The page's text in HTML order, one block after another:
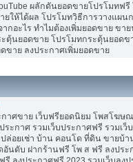
ผลักดันยอดขายโปรโมทฟ
ให้ได้ผล โปรโมทวิธีการวางแผน
ากอะไร ทำไมต้องเพิ่มยอดขาย ขา
ะตุ้นยอดขาย โปรโมทกระตุ้นยอด
ขาย ลงประกาศเพิ่มยอดขาย
กาศขาย เว็บฟรียอดนิยม โพสโฆษ
ระกาศ รวมเว็บประกาศฟรี รวมเว็
ล่อยเช่า บ้าน คอนโด ที่ดิน ขายบ้
อันดับ ฝากร้านฟรี โพ ส ฟรี ลงประ